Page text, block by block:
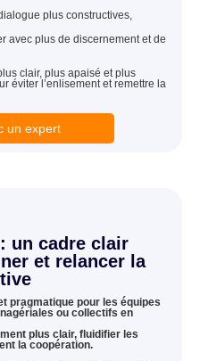
plus constructives,
avec plus de discernement et de
clair, plus apaisé et plus
éviter l’enlisement et remettre la
un expert
un cadre clair
et relancer la
pragmatique pour les équipes
ou collectifs en
plus clair, fluidifier les
la coopération.